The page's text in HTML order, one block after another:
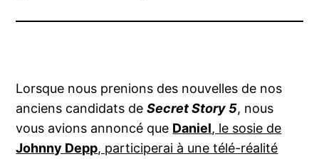
Lorsque nous prenions des nouvelles de nos
anciens candidats deSecret Story 5, nous
vous avions annoncé que Daniel, le sosie de
Johnny Depp, participerai à une télé-réalité